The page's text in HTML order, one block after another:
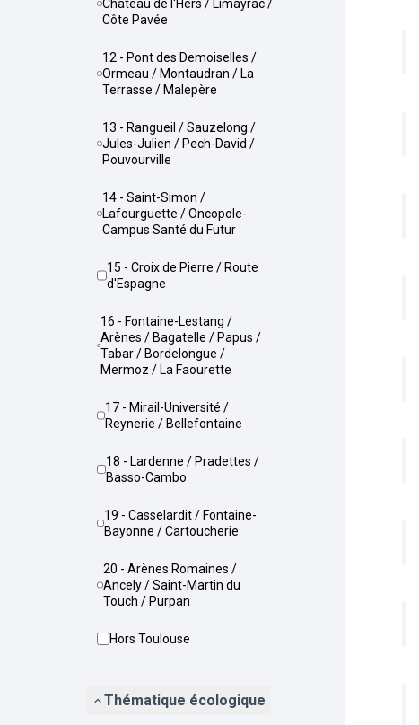
Château de l'Hers / Limayrac /
Côte Pavée
12 - Pont des Demoiselles /
Ormeau / Montaudran / La
Terrasse / Malepère
13 - Rangueil / Sauzelong /
Jules-Julien / Pech-David /
Pouvourville
14 - Saint-Simon /
Lafourguette / Oncopole-
Campus Santé du Futur
15 - Croix de Pierre / Route
d'Espagne
16 - Fontaine-Lestang /
Arènes / Bagatelle / Papus /
Tabar / Bordelongue /
Mermoz / La Faourette
17 - Mirail-Université /
Reynerie / Bellefontaine
18 - Lardenne / Pradettes /
Basso-Cambo
19 - Casselardit / Fontaine-
Bayonne / Cartoucherie
20 - Arènes Romaines /
Ancely / Saint-Martin du
Touch / Purpan
Hors Toulouse
Thématique écologique